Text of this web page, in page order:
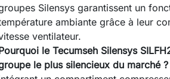
Silensys garantissent un
ambiante grâce à leur
ventilateur.
le Tecumseh Silensys
le plus silencieux du marché ?